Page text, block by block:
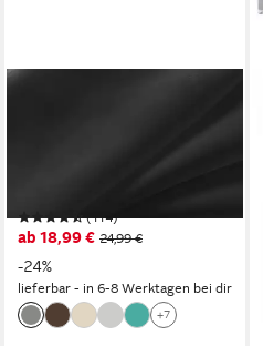
transparent, Voile, 2er Set
(114)
ab 18,99 € 24,99 €
-24%
lieferbar - in 6-8 Werktagen bei dir
+7